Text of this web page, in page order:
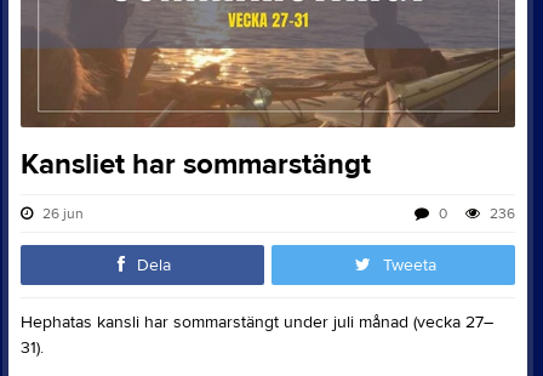
Kansliet har sommarstängt
26 jun 236
0
Dela Tweeta
Hephatas kansli har sommarstängt under juli månad (vecka 27–
31).